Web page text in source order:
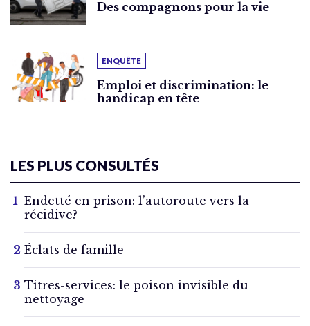
Des compagnons pour la vie
ENQUÊTE
Emploi et discrimination: le
handicap en tête
LES PLUS CONSULTÉS
Endetté en prison: l’autoroute vers la
récidive?
Éclats de famille
Titres-services: le poison invisible du
nettoyage